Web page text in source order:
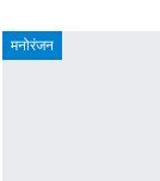
मनोरंजन